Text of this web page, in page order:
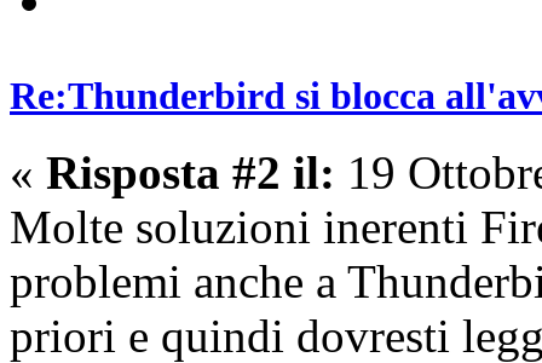
Re:Thunderbird si blocca
« Risposta #2 il: 19
Molte soluzioni inerenti
problemi anche a
priori e quindi dovresti